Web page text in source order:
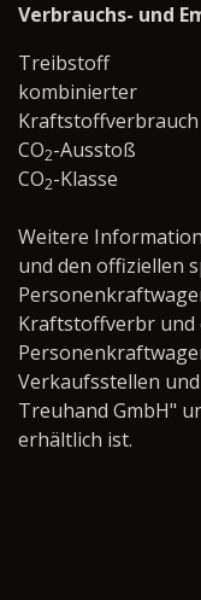
Verbrauchs- und
Treibstoff
kombinierter
Kraftstoffverbrauch
CO2-Ausstoß
CO2-Klasse
Weitere
und den offiziellen
Kraftstoffverbr und
Verkaufsstellen
Treuhand GmbH"
erhältlich ist.